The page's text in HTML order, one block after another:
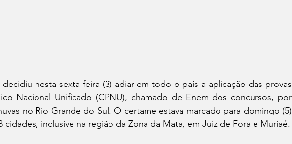
nesta sexta-feira (3) adiar em todo o país a aplicação das provas
Nacional Unificado (CPNU), chamado de Enem dos concursos, por
no Rio Grande do Sul. O certame estava marcado para domingo (5)
cidades, inclusive na região da Zona da Mata, em Juiz de Fora e Muriaé.